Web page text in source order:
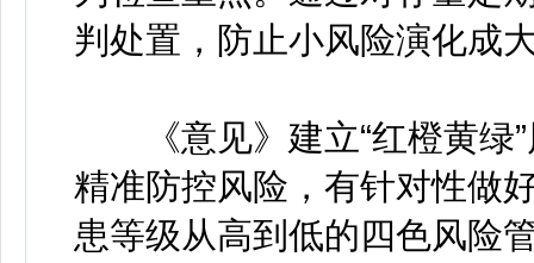
判处置，防止小风险演化成
《意见》建立“红橙黄绿”
精准防控风险，有针对性做
患等级从高到低的四色风险